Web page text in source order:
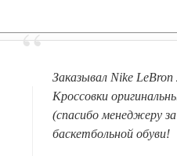
“
Заказывал Nike
Кроссовки
(спасибо менеджеру
баскетбольной обуви!